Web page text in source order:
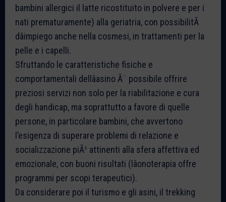
bambini allergici il latte ricostituito in polvere e per i
nati prematuramente) alla geriatria, con possibilitÃ
dâimpiego anche nella cosmesi, in trattamenti per la
pelle e i capelli.
Sfruttando le caratteristiche fisiche e
comportamentali dellâasino Ã¨ possibile offrire
preziosi servizi non solo per la riabilitazione e cura
degli handicap, ma soprattutto a favore di quelle
persone, in particolare bambini, che avvertono
l’esigenza di superare problemi di relazione e
socializzazione piÃ¹ attinenti alla sfera affettiva ed
emozionale, con buoni risultati (lâonoterapia offre
programmi per scopi terapeutici).
Da considerare poi il turismo e gli asini, il trekking